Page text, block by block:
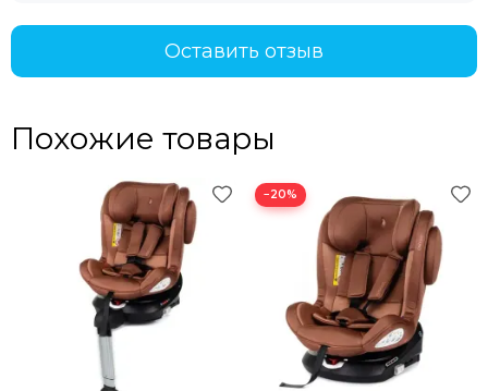
Оставить отзыв
Похожие товары
−20%